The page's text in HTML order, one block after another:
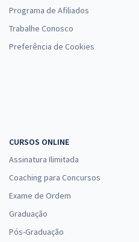
Programa de Afiliados
Trabalhe Conosco
Preferência de Cookies
CURSOS ONLINE
Assinatura Ilimitada
Coaching para Concursos
Exame de Ordem
Graduação
Pós-Graduação